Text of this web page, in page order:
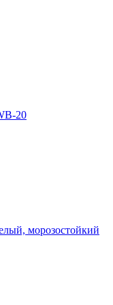
20
морозостойкий